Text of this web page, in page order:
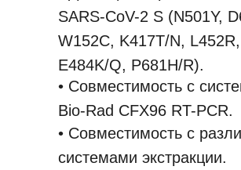
• Картридж.
• Положительный
COVID-19.
Сертификаты:
KMFDS;
• Ультрачистая вода для
RUO: DCOM401-Z (Bulk)
SARS-CoV-2 S (N501Y,
W152C, K417T/N, L452R,
E484K/Q, P681H/R).
• Совместимость с
Bio-Rad CFX96 RT-PCR.
• Совместимость с
системами экстракции.